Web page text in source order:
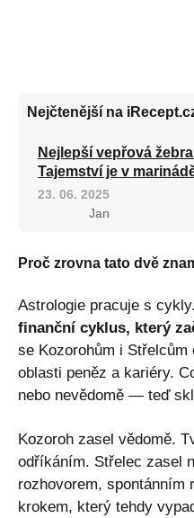
Nejčtenější na
Nejlepší vepřová
Tajemství je v
23. 06. 2025
Jan
Proč zrovna tato dvě
Astrologie pracuje s cykly.
finanční cyklus, který
se Kozorohům i
oblasti peněz a kariéry.
nebo nevědomě — teď
Kozoroh zasel vědomě.
odříkáním. Střelec zasel
rozhovorem, spontánním
krokem, který tehdy